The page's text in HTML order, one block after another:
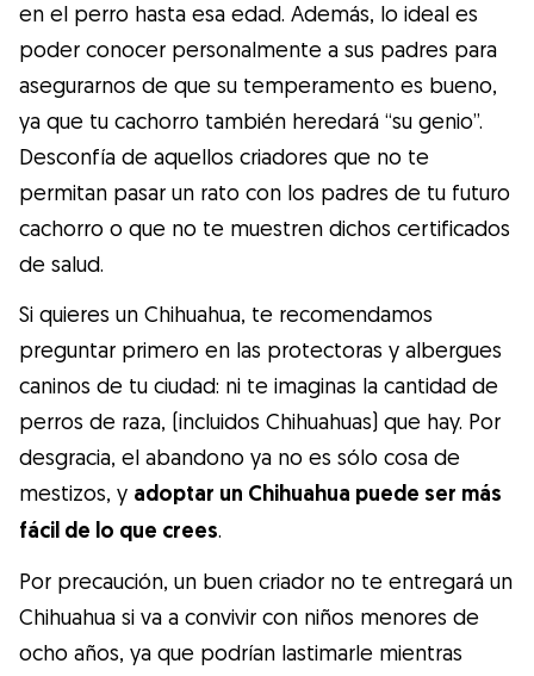
en el perro hasta esa edad. Además, lo ideal es
poder conocer personalmente a sus padres para
asegurarnos de que su temperamento es bueno,
ya que tu cachorro también heredará “su genio”.
Desconfía de aquellos criadores que no te
permitan pasar un rato con los padres de tu futuro
cachorro o que no te muestren dichos certificados
de salud.
Si quieres un Chihuahua, te recomendamos
preguntar primero en las protectoras y albergues
caninos de tu ciudad: ni te imaginas la cantidad de
perros de raza, (incluidos Chihuahuas) que hay. Por
desgracia, el abandono ya no es sólo cosa de
mestizos, y adoptar un Chihuahua puede ser más
fácil de lo que crees.
Por precaución, un buen criador no te entregará un
Chihuahua si va a convivir con niños menores de
ocho años, ya que podrían lastimarle mientras